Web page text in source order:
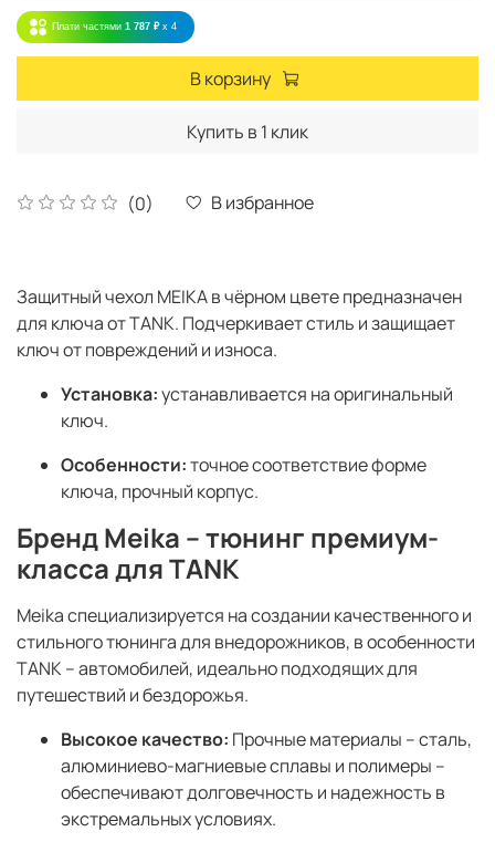
(0) В избранное
Плати частями 1 787 ₽ x 4
В корзину
Купить в 1 клик
Защитный чехол MEIKA в чёрном цвете предназначен
для ключа от TANK. Подчеркивает стиль и защищает
ключ от повреждений и износа.
Установка:устанавливается на оригинальный
ключ.
Особенности:точное соответствие форме
ключа, прочный корпус.
Бренд Meika – тюнинг премиум-
класса для TANK
Meika специализируется на создании качественного и
стильного тюнинга для внедорожников, в особенности
TANK – автомобилей, идеально подходящих для
путешествий и бездорожья.
Высокое качество: Прочные материалы – сталь,
алюминиево-магниевые сплавы и полимеры –
обеспечивают долговечность и надежность в
экстремальных условиях.